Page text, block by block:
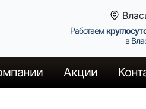
Работаем
в
Акции